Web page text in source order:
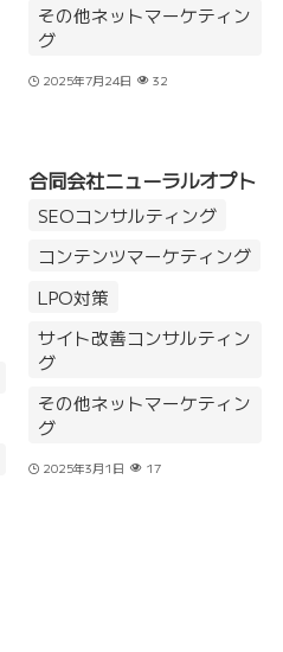
その他ネットマーケティン
グ
2025年7月24日 32
合同会社ニューラルオプト
SEOコンサルティング
コンテンツマーケティング
LPO対策
サイト改善コンサルティン
グ
その他ネットマーケティン
グ
2025年3月1日 17